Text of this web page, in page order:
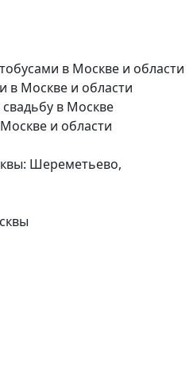
в Москве и области
в Москве и области
в Москве
и области
Шереметьево,